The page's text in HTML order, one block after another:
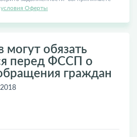
условия Оферты
могут обязать
перед ФССП о
граждан